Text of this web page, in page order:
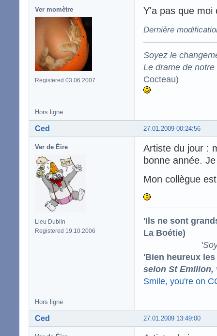
Ver momètre
Registered 03.06.2007
Y'a pas que moi
Dernière
Soyez le
Le drame de
Cocteau)
Hors ligne
27.01.2009 00:24:56
Ced
Ver de Éire
Lieu Dublin
Registered 19.10.2006
Artiste du jour :
bonne année.
Mon collègue
'Ils ne sont
La Boétie)
'
'Bien heureux
selon St Emilion,
Smile, you're on
Hors ligne
27.01.2009 13:49:00
Ced